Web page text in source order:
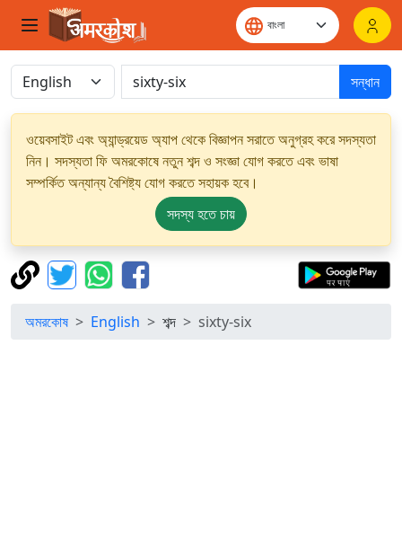
সন্ধান
ওয়েবসাইট এবং অ্যান্ড্রয়েড অ্যাপ থেকে বিজ্ঞাপন সরাতে অনুগ্রহ করে সদস্যতা
নিন। সদস্যতা ফি অমরকোষে নতুন শব্দ ও সংজ্ঞা যোগ করতে এবং ভাষা
সম্পর্কিত অন্যান্য বৈশিষ্ট্য যোগ করতে সহায়ক হবে।
সদস্য হতে চায়
অমরকোষ English শব্দ sixty-six